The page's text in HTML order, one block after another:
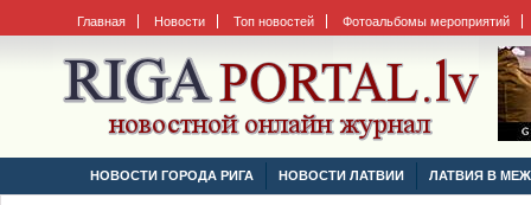
Главная Новости Топ новостей Фотоальбомы мероприятий
НОВОСТИ ГОРОДА РИГА НОВОСТИ ЛАТВИИ ЛАТВИЯ В